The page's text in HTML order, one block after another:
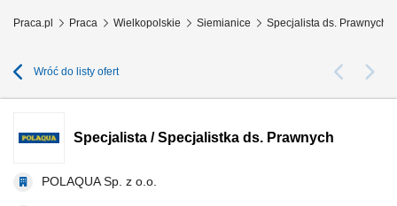
Praca.pl Praca Wielkopolskie Siemianice Specjalista ds. Prawnych
Wróć do listy ofert
Specjalista / Specjalistka ds. Prawnych
POLAQUA Sp. z o.o.